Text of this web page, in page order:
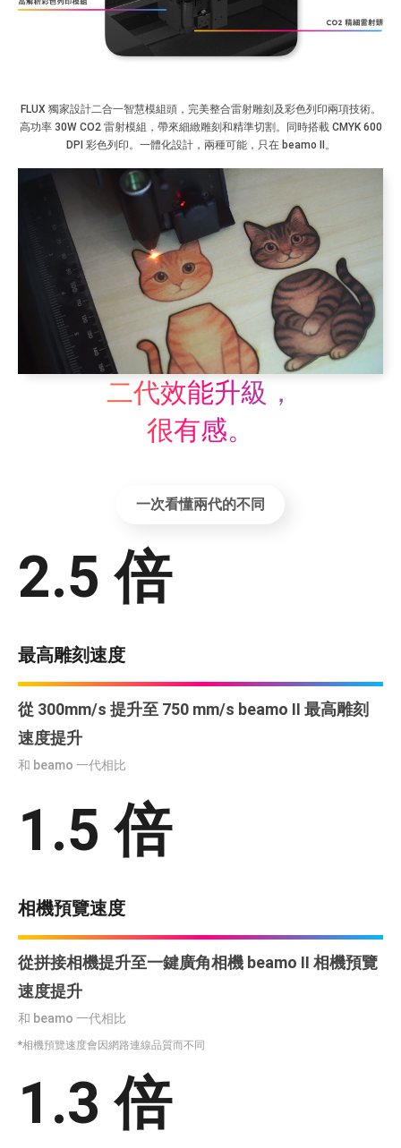
FLUX 獨家設計二合一智慧模組頭，完美整合雷射雕刻及彩色列印兩項技術。
高功率 30W CO2 雷射模組，帶來細緻雕刻和精準切割。同時搭載 CMYK 600
DPI 彩色列印。一體化設計，兩種可能，只在 beamo II。
二代效能升級，
很有感。
一次看懂兩代的不同
2.5 倍
最高雕刻速度
從 300mm/s 提升至 750 mm/s beamo II 最高雕刻
速度提升
和 beamo 一代相比
1.5 倍
相機預覽速度
從拼接相機提升至一鍵廣角相機 beamo II 相機預覽
速度提升
和 beamo 一代相比
*相機預覽速度會因網路連線品質而不同
1.3 倍